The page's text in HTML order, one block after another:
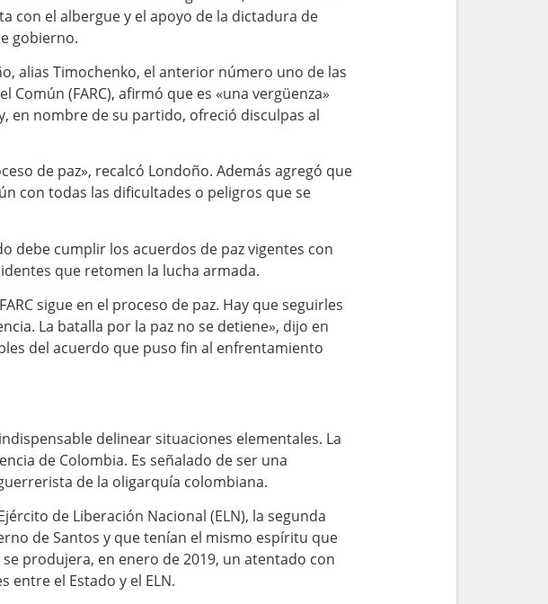
con el albergue y el apoyo de la dictadura de
gobierno.
alias Timochenko, el anterior número uno de las
Común (FARC), afirmó que es «una vergüenza»
en nombre de su partido, ofreció disculpas al
de paz», recalcó Londoño. Además agregó que
con todas las dificultades o peligros que se
debe cumplir los acuerdos de paz vigentes con
que retomen la lucha armada.
sigue en el proceso de paz. Hay que seguirles
La batalla por la paz no se detiene», dijo en
del acuerdo que puso fin al enfrentamiento
delinear situaciones elementales. La
de Colombia. Es señalado de ser una
de la oligarquía colombiana.
de Liberación Nacional (ELN), la segunda
de Santos y que tenían el mismo espíritu que
produjera, en enero de 2019, un atentado con
el Estado y el ELN.